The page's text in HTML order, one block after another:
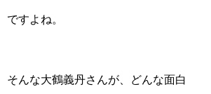
ですよね。
そんな大鶴義丹さんが、どんな面白